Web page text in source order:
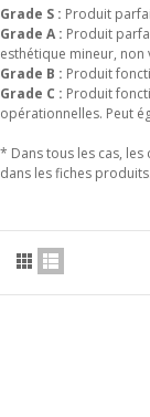
Grade S : Produit
Grade A : Produit
esthétique mineur, non
Grade B : Produit
Grade C : Produit
opérationnelles. Peut
* Dans tous les cas,
dans les fiches produits.